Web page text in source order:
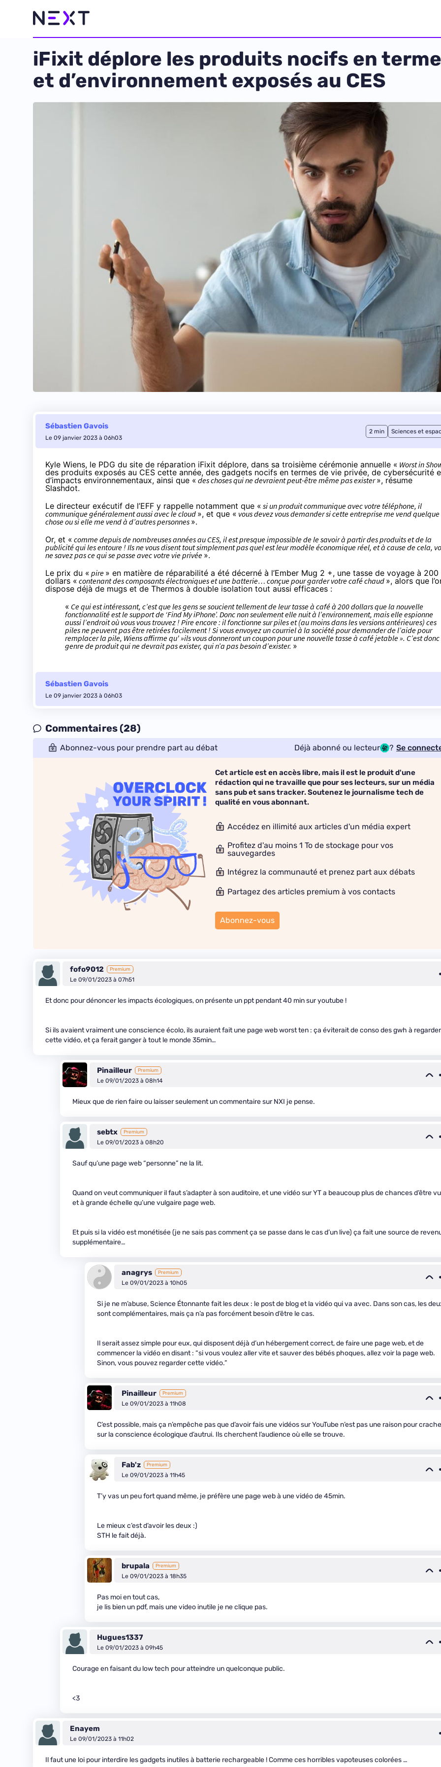
iFixit déplore les produits nocifs en
et d’environnement exposés au CES
Sébastien Gavois
Le 09 janvier 2023 à 06h03
2 min Sciences et
Kyle Wiens, le PDG du site de réparation iFixit déplore, dans sa troisième cérémonie annuelle « Worst in
des produits exposés au CES cette année, des gadgets nocifs en termes de vie privée, de cybersécurité
d’impacts environnementaux, ainsi que « des choses qui ne devraient peut-être même pas exister», résume
Slashdot.
Le directeur exécutif de l’EFF y rappelle notamment que « si un produit communique avec votre téléphone, il
communique généralement aussi avec le cloud », et que « vous devez vous demander si cette entreprise me vend quelque
chose ou si elle me vend à d’autres personnes ».
Or, et « comme depuis de nombreuses années au CES, il est presque impossible de le savoir à partir des produits et de la
publicité qui les entoure ! Ils ne vous disent tout simplement pas quel est leur modèle économique réel, et à cause de cela,
ne savez pas ce qui se passe avec votre vie privée ».
Le prix du « pire » en matière de réparabilité a été décerné à l’Ember Mug 2 +, une tasse de voyage à 200
dollars « contenant des composants électroniques et une batterie… conçue pour garder votre café chaud », alors que
dispose déjà de mugs et de Thermos à double isolation tout aussi efficaces :
« Ce qui est intéressant, c’est que les gens se soucient tellement de leur tasse à café à 200 dollars que la nouvelle
fonctionnalité est le support de ‘Find My iPhone’. Donc non seulement elle nuit à l’environnement, mais elle espionne
aussi l’endroit où vous vous trouvez ! Pire encore : il fonctionne sur piles et (au moins dans les versions antérieures) ces
piles ne peuvent pas être retirées facilement ! Si vous envoyez un courriel à la société pour demander de l’aide pour
remplacer la pile, Wiens affirme qu' »ils vous donneront un coupon pour une nouvelle tasse à café jetable ». C’est
genre de produit qui ne devrait pas exister, qui n’a pas besoin d’exister. »
Sébastien Gavois
Le 09 janvier 2023 à 06h03
Commentaires (28)
Abonnez-vous pour prendre part au débat Déjà abonné ou lecteur ? Se
Cet article est en accès libre, mais il est le produit d'une
rédaction qui ne travaille que pour ses lecteurs, sur un média
sans pub et sans tracker. Soutenez le journalisme tech de
qualité en vous abonnant.
Accédez en illimité aux articles d'un média expert
Profitez d'au moins 1 To de stockage pour vos
sauvegardes
Intégrez la communauté et prenez part aux débats
Partagez des articles premium à vos contacts
Abonnez-vous
fofo9012 Premium
Le 09/01/2023 à 07h51
Et donc pour dénoncer les impacts écologiques, on présente un ppt pendant 40 min sur youtube !
Si ils avaient vraiment une conscience écolo, ils auraient fait une page web worst ten : ça éviterait de conso des gwh à regarder
cette vidéo, et ça ferait ganger à tout le monde 35min…
Pinailleur Premium
Le 09/01/2023 à 08h14
Mieux que de rien faire ou laisser seulement un commentaire sur NXI je pense.
sebtx Premium
Le 09/01/2023 à 08h20
Sauf qu’une page web “personne” ne la lit.
Quand on veut communiquer il faut s’adapter à son auditoire, et une vidéo sur YT a beaucoup plus de chances d’être
et à grande échelle qu’une vulgaire page web.
Et puis si la vidéo est monétisée (je ne sais pas comment ça se passe dans le cas d’un live) ça fait une source de
supplémentaire…
anagrys Premium
Le 09/01/2023 à 10h05
Si je ne m’abuse, Science Étonnante fait les deux : le post de blog et la vidéo qui va avec. Dans son cas, les
sont complémentaires, mais ça n’a pas forcément besoin d’être le cas.
Il serait assez simple pour eux, qui disposent déjà d’un hébergement correct, de faire une page web, et de
commencer la vidéo en disant : “si vous voulez aller vite et sauver des bébés phoques, allez voir la page web.
Sinon, vous pouvez regarder cette vidéo.”
Pinailleur Premium
Le 09/01/2023 à 11h08
C’est possible, mais ça n’empêche pas que d’avoir fais une vidéos sur YouTube n’est pas une raison pour
sur la conscience écologique d’autrui. Ils cherchent l’audience où elle se trouve.
Fab'z Premium
Le 09/01/2023 à 11h45
T’y vas un peu fort quand même, je préfère une page web à une vidéo de 45min.
Le mieux c’est d’avoir les deux :)
STH le fait déjà.
brupala Premium
Le 09/01/2023 à 18h35
Pas moi en tout cas,
je lis bien un pdf, mais une video inutile je ne clique pas.
Hugues1337
Le 09/01/2023 à 09h45
Courage en faisant du low tech pour atteindre un quelconque public.
<3
Enayem
Le 09/01/2023 à 11h02
Il faut une loi pour interdire les gadgets inutiles à batterie rechargeable ! Comme ces horribles vapoteuses colorées …